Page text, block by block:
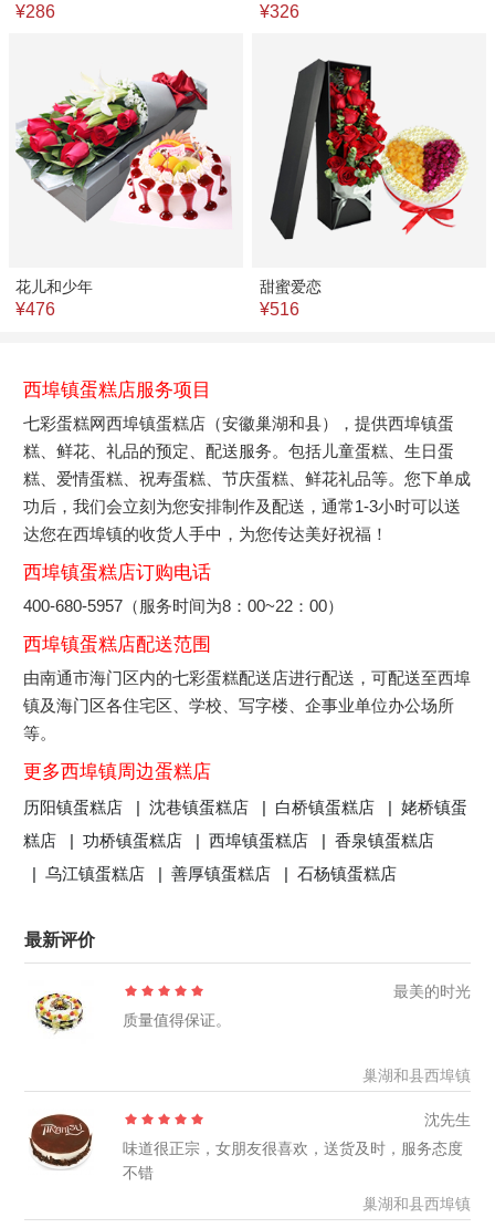
¥286 ¥326
花儿和少年
¥476
甜蜜爱恋
¥516
西埠镇蛋糕店服务项目
七彩蛋糕网西埠镇蛋糕店（安徽巢湖和县），提供西埠镇蛋
糕、鲜花、礼品的预定、配送服务。包括儿童蛋糕、生日蛋
糕、爱情蛋糕、祝寿蛋糕、节庆蛋糕、鲜花礼品等。您下单成
功后，我们会立刻为您安排制作及配送，通常1-3小时可以送
达您在西埠镇的收货人手中，为您传达美好祝福！
西埠镇蛋糕店订购电话
400-680-5957（服务时间为8：00~22：00）
西埠镇蛋糕店配送范围
由南通市海门区内的七彩蛋糕配送店进行配送，可配送至西埠
镇及海门区各住宅区、学校、写字楼、企事业单位办公场所
等。
更多西埠镇周边蛋糕店
历阳镇蛋糕店 |沈巷镇蛋糕店 | 白桥镇蛋糕店 |姥桥镇蛋
糕店 |功桥镇蛋糕店 |西埠镇蛋糕店 |香泉镇蛋糕店
|乌江镇蛋糕店 |善厚镇蛋糕店 |石杨镇蛋糕店
最新评价
最美的时光
质量值得保证。
巢湖和县西埠镇
沈先生
味道很正宗，女朋友很喜欢，送货及时，服务态度
不错
巢湖和县西埠镇